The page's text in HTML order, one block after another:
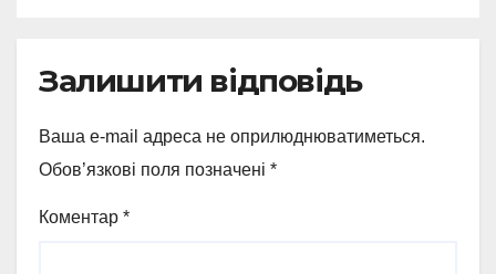
Залишити відповідь
Ваша e-mail адреса не оприлюднюватиметься.
Обов’язкові поля позначені *
Коментар *